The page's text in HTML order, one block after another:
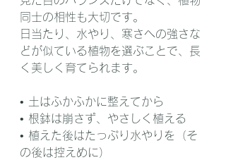
同士の相性も大切です。
日当たり、水やり、寒さへの強さな
どが似ている植物を選ぶことで、長
く美しく育てられます。
• 土はふかふかに整えてから
• 根鉢は崩さず、やさしく植える
• 植えた後はたっぷり水やりを（そ
の後は控えめに）